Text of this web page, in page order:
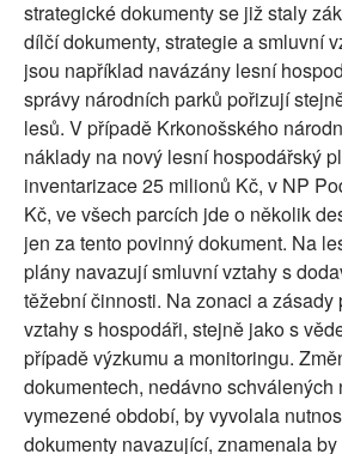
strategické dokumenty se již staly
dílčí dokumenty, strategie a smluvní
jsou například navázány lesní
správy národních parků pořizují
lesů. V případě Krkonošského
náklady na nový lesní hospodářský
inventarizace 25 milionů Kč, v NP
Kč, ve všech parcích jde o několik
jen za tento povinný dokument. Na
plány navazují smluvní vztahy s
těžební činnosti. Na zonaci a zásady
vztahy s hospodáři, stejně jako s
případě výzkumu a monitoringu.
dokumentech, nedávno schválených
vymezené období, by vyvolala
dokumenty navazující, znamenala